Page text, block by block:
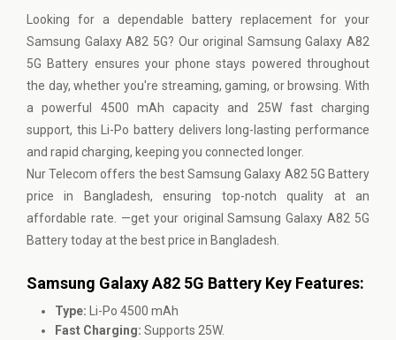
Looking for a dependable battery replacement for your
Samsung Galaxy A82 5G? Our original Samsung Galaxy A82
5G Battery ensures your phone stays powered throughout
the day, whether you're streaming, gaming, or browsing. With
a powerful 4500 mAh capacity and 25W fast charging
support, this Li-Po battery delivers long-lasting performance
and rapid charging, keeping you connected longer.
Nur Telecom offers the best Samsung Galaxy A82 5G Battery
price in Bangladesh, ensuring top-notch quality at an
affordable rate. —get your original Samsung Galaxy A82 5G
Battery today at the best price in Bangladesh.
Samsung Galaxy A82 5G Battery Key Features:
Type: Li-Po 4500 mAh
Fast Charging: Supports 25W.